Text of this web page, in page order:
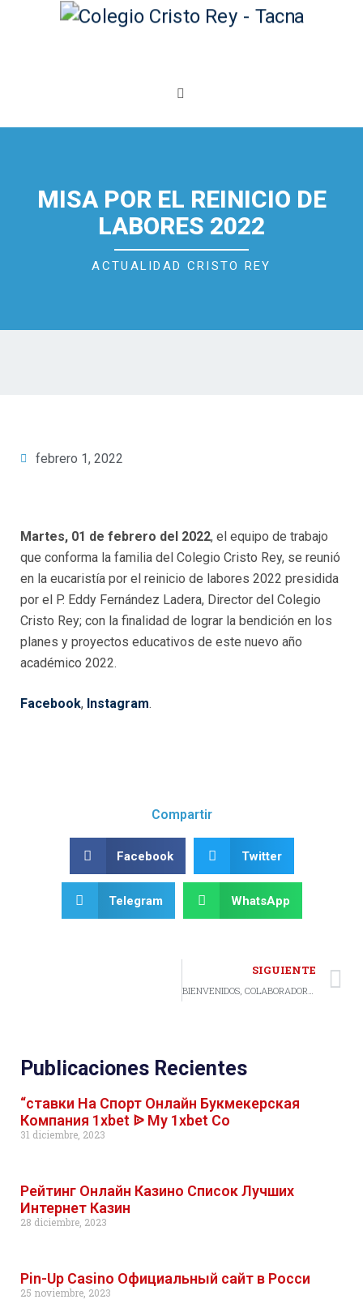
MISA POR EL REINICIO DE
LABORES 2022
ACTUALIDAD CRISTO REY
febrero 1, 2022
Martes, 01 de febrero del 2022, el equipo de trabajo
que conforma la familia del Colegio Cristo Rey, se reunió
en la eucaristía por el reinicio de labores 2022 presidida
por el P. Eddy Fernández Ladera, Director del Colegio
Cristo Rey; con la finalidad de lograr la bendición en los
planes y proyectos educativos de este nuevo año
académico 2022.
Facebook, Instagram.
Compartir
Facebook Twitter
Telegram WhatsApp
SIGUIENTE
BIENVENIDOS, COLABORADORES
Publicaciones Recientes
“ставки На Спорт Онлайн Букмекерская
Компания 1xbet ᐉ My 1xbet Co
31 diciembre, 2023
Рейтинг Онлайн Казино Список Лучших
Интернет Казин
28 diciembre, 2023
Pin-Up Casino Официальный сайт в Росси
25 noviembre, 2023